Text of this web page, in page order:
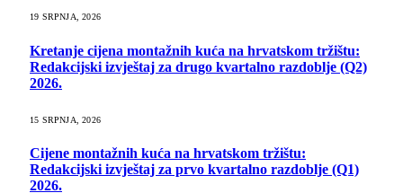
19 SRPNJA, 2026
Kretanje cijena montažnih kuća na hrvatskom tržištu:
Redakcijski izvještaj za drugo kvartalno razdoblje (Q2)
2026.
15 SRPNJA, 2026
Cijene montažnih kuća na hrvatskom tržištu:
Redakcijski izvještaj za prvo kvartalno razdoblje (Q1)
2026.